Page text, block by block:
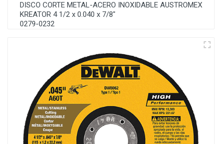
DISCO CORTE METAL-ACERO INOXIDABLE AUSTROMEX
KREATOR 4 1/2 x 0.040 x 7/8"
0279-0232